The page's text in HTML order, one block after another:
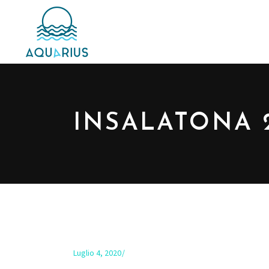
INSALATONA
Luglio 4, 2020